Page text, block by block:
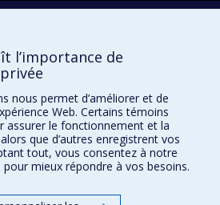
l’importance de
nous permet d’améliorer et de
Web. Certains témoins
assurer le fonctionnement et la
que d’autres enregistrent vos
tout, vous consentez à notre
mieux répondre à vos besoins.